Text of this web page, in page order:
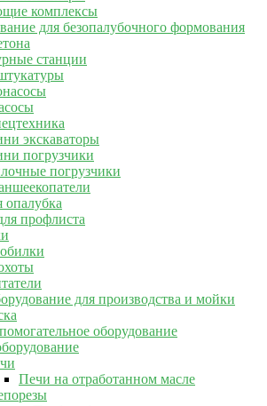
комплексы
для безопалубочного формования
станции
экскаваторы
погрузчики
погрузчики
профлиста
для производства и мойки
оборудование
Печи на отработанном масле